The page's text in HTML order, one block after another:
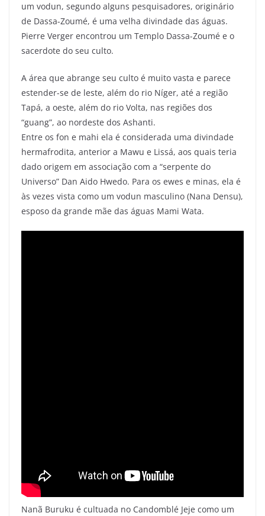
um vodun, segundo alguns pesquisadores, originário
de Dassa-Zoumé, é uma velha divindade das águas.
Pierre Verger encontrou um Templo Dassa-Zoumé e o
sacerdote do seu culto.
A área que abrange seu culto é muito vasta e parece
estender-se de leste, além do rio Níger, até a região
Tapá, a oeste, além do rio Volta, nas regiões dos
“guang”, ao nordeste dos Ashanti.
Entre os fon e mahi ela é considerada uma divindade
hermafrodita, anterior a Mawu e Lissá, aos quais teria
dado origem em associação com a “serpente do
Universo” Dan Aido Hwedo. Para os ewes e minas, ela é
às vezes vista como um vodun masculino (Nana Densu),
esposo da grande mãe das águas Mami Wata.
Nanã Buruku é cultuada no Candomblé Jeje como um